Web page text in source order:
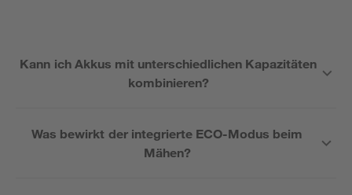
Kann ich Akkus mit unterschiedlichen Kapazitäten
kombinieren?
Was bewirkt der integrierte ECO-Modus beim
Mähen?